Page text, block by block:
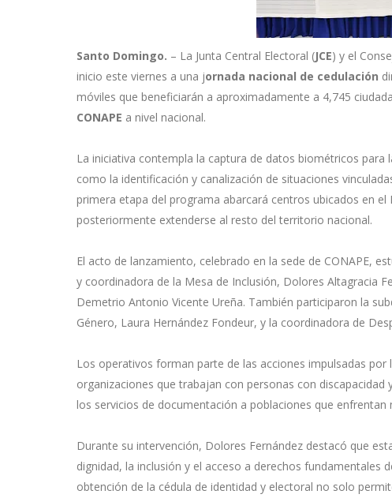
Santo Domingo. – La Junta Central Electoral (JCE) y el
inicio este viernes a una jornada nacional de cedulación
móviles que beneficiarán a aproximadamente a 4,745
CONAPE a nivel nacional.
La iniciativa contempla la captura de datos biométricos para
como la identificación y canalización de situaciones
primera etapa del programa abarcará centros ubicados en
posteriormente extenderse al resto del territorio nacional.
El acto de lanzamiento, celebrado en la sede de CONAPE,
y coordinadora de la Mesa de Inclusión, Dolores Altagracia
Demetrio Antonio Vicente Ureña. También participaron la
Género, Laura Hernández Fondeur, y la coordinadora de
Los operativos forman parte de las acciones impulsadas por
organizaciones que trabajan con personas con
los servicios de documentación a poblaciones que enfrentan
Durante su intervención, Dolores Fernández destacó que
dignidad, la inclusión y el acceso a derechos fundamentales
obtención de la cédula de identidad y electoral no solo